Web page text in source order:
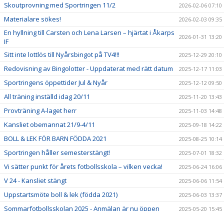
Skoutprovning med Sportringen 11/2 2026-02-06 07:10
Materialare sökes! 2026-02-03 09:35
En hyllning till Carsten och Lena Larsen – hjärtat i Åkarps
IF
2026-01-31 13:20
Sitt inte lottlös till Nyårsbingot på TV4!!! 2025-12-29 20:10
Redovisning av Bingolotter - Uppdaterat med rätt datum 2025-12-17 11:03
Sportringens öppettider Jul & Nyår 2025-12-12 09:50
All träning inställd idag 20/11 2025-11-20 13:43
Provträning A-laget herr 2025-11-03 14:48
Kansliet obemannat 21/9-4/11 2025-09-18 14:22
BOLL & LEK FÖR BARN FÖDDA 2021 2025-08-25 10:14
Sportringen håller semesterstängt! 2025-07-01 18:32
Vi sätter punkt för årets fotbollsskola – vilken vecka! 2025-06-24 16:06
V 24 - Kansliet stängt 2025-06-06 11:54
Uppstartsmöte boll & lek (födda 2021) 2025-06-03 13:37
Sommarfotbollsskolan 2025 - Anmälan är nu öppen 2025-05-20 15:45